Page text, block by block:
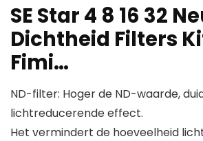
SE Star 4 8 16 32
Dichtheid Filters
Fimi…
ND-filter: Hoger de ND-waarde,
lichtreducerende effect.
Het vermindert de hoeveelheid